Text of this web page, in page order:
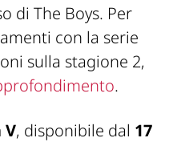
di The Boys. Per
con la serie
sulla stagione 2,
.
V, disponibile dal 17